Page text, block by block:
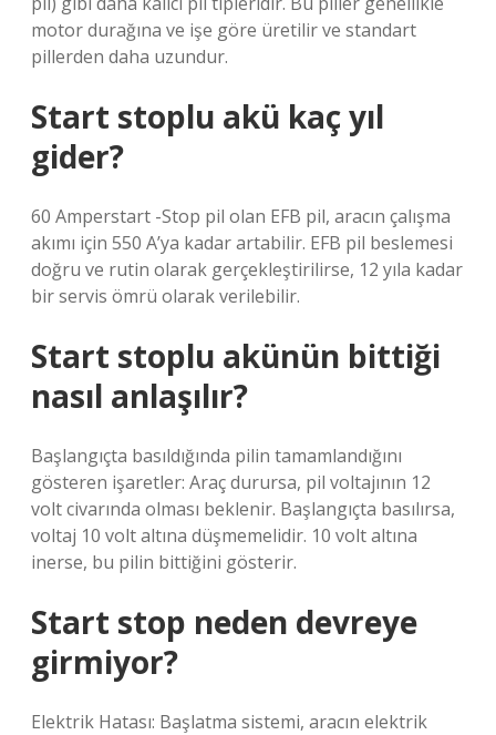
motor durağına ve işe göre üretilir ve standart
pillerden daha uzundur.
Start stoplu akü kaç yıl
gider?
60 Amperstart -Stop pil olan EFB pil, aracın çalışma
akımı için 550 A’ya kadar artabilir. EFB pil beslemesi
doğru ve rutin olarak gerçekleştirilirse, 12 yıla kadar
bir servis ömrü olarak verilebilir.
Start stoplu akünün bittiği
nasıl anlaşılır?
Başlangıçta basıldığında pilin tamamlandığını
gösteren işaretler: Araç durursa, pil voltajının 12
volt civarında olması beklenir. Başlangıçta basılırsa,
voltaj 10 volt altına düşmemelidir. 10 volt altına
inerse, bu pilin bittiğini gösterir.
Start stop neden devreye
girmiyor?
Elektrik Hatası: Başlatma sistemi, aracın elektrik